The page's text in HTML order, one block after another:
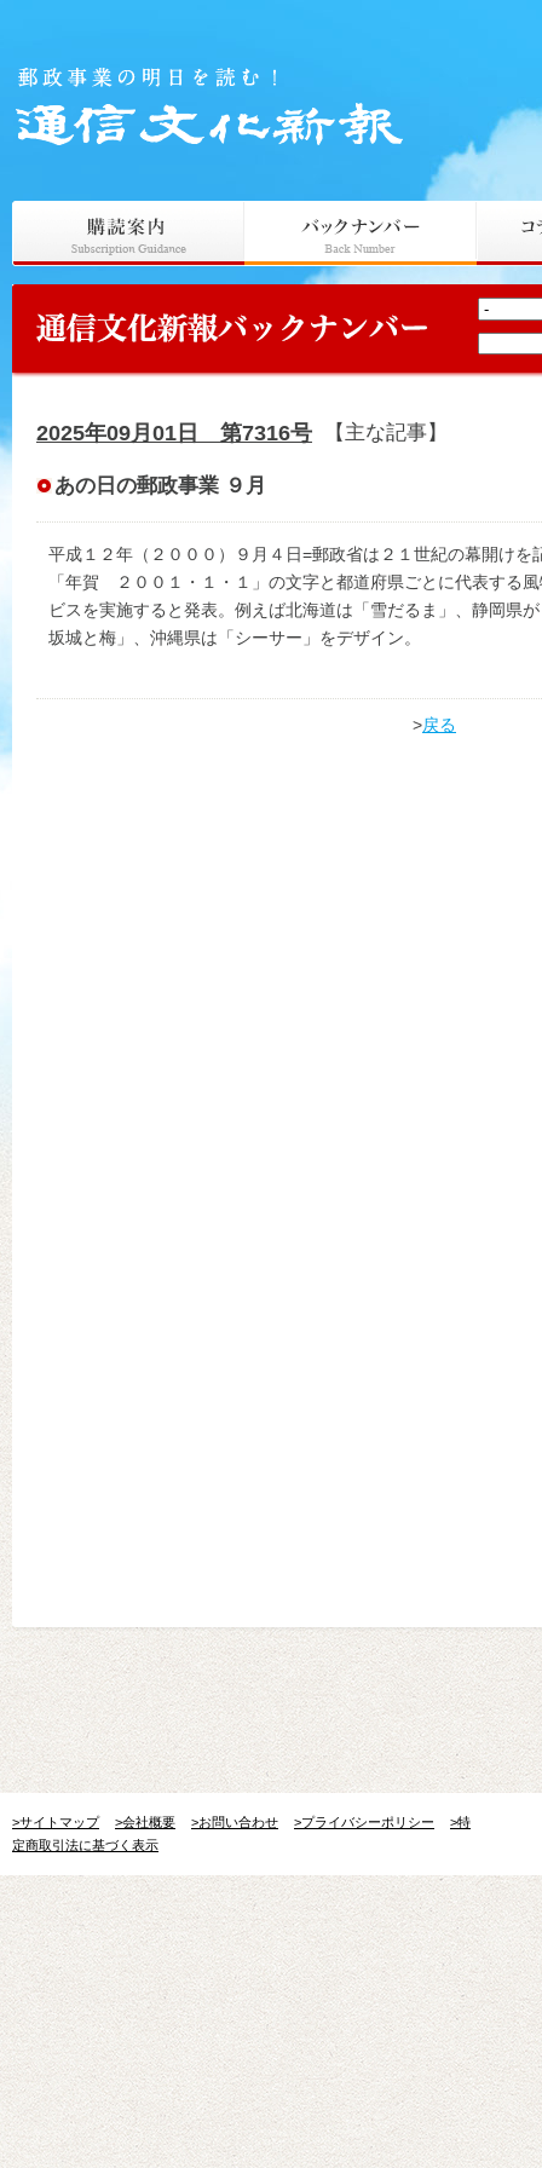
2025年09月01日 第7316号 【主な記事】
あの日の郵政事業 ９月
平成１２年（２０００）９月４日=郵政省は２１世紀の幕開けを
「年賀 ２００１・１・１」の文字と都道府県ごとに代表する
ビスを実施すると発表。例えば北海道は「雪だるま」、静岡県
坂城と梅」、沖縄県は「シーサー」をデザイン。
>戻る
>サイトマップ >会社概要 >お問い合わせ >プライバシーポリシー
>特
定商取引法に基づく表示